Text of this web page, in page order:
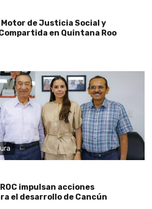
Motor de Justicia Social y
en Quintana Roo
impulsan acciones
el desarrollo de Cancún